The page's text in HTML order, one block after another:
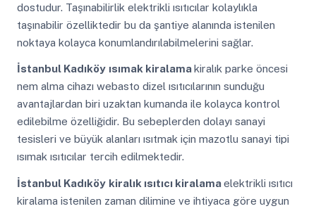
dostudur. Taşınabilirlik elektrikli ısıtıcılar kolaylıkla
taşınabilir özelliktedir bu da şantiye alanında istenilen
noktaya kolayca konumlandırılabilmelerini sağlar.
İstanbul Kadıköy ısımak kiralamakiralık parke öncesi
nem alma cihazı webasto dizel ısıtıcılarının sunduğu
avantajlardan biri uzaktan kumanda ile kolayca kontrol
edilebilme özelliğidir. Bu sebeplerden dolayı sanayi
tesisleri ve büyük alanları ısıtmak için mazotlu sanayi tipi
ısımak ısıtıcılar tercih edilmektedir.
İstanbul Kadıköy kiralık ısıtıcı kiralamaelektrikli ısıtıcı
kiralama istenilen zaman dilimine ve ihtiyaca göre uygun